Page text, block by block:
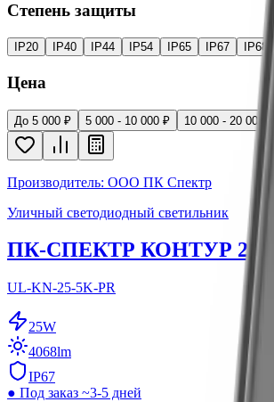
Степень защиты
IP20 IP40 IP44 IP54 IP65 IP67 IP68
Цена
До 5 000 ₽ 5 000 - 10 000 ₽ 10 000 - 20 000 ₽
Производитель: ООО ПК Спектр
Уличный светодиодный светильник
ПК-СПЕКТР КОНТУР 25
UL-KN-25-5K-PR
25W
4068lm
IP67
● Под заказ ~3-5 дней